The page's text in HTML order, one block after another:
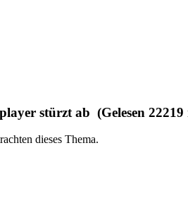
stürzt ab (Gelesen 22219
dieses Thema.